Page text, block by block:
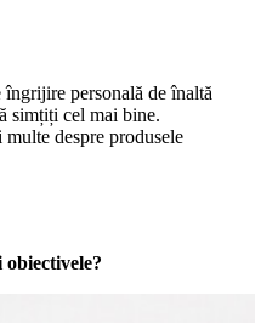
personală de înaltă
simțiți cel mai bine.
despre produsele